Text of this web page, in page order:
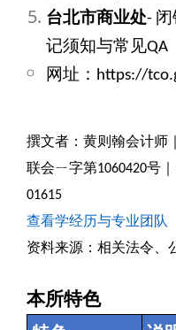
台北市商业处-
记须知与常见QA
网址：https://
撰文者：黄则翰会计师
联会ㄧ字第1060420号
01615
查看学经历与专业团队
资料来源：相关法令、
本所特色